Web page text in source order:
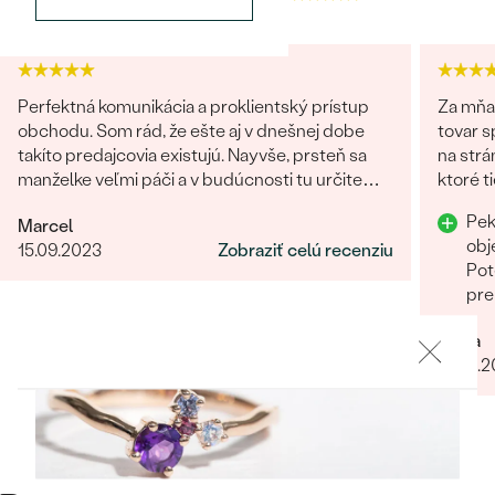
OBJAVIŤ
DIAMANTY
náušnice
PREZRIEŤ
Personalizované
prívesky
Najpredávanejšie
prstene
Perfektná komunikácia a proklientský prístup
obchodu. Som rád, že ešte aj v dnešnej dobe
takíto predajcovia existujú. Nayvše, prsteň sa
manželke veľmi páči a v budúcnosti tu určite
Marcel
15.09.2023
Zobraziť celú recenziu
Za
tovar
na
ktoré
Mária